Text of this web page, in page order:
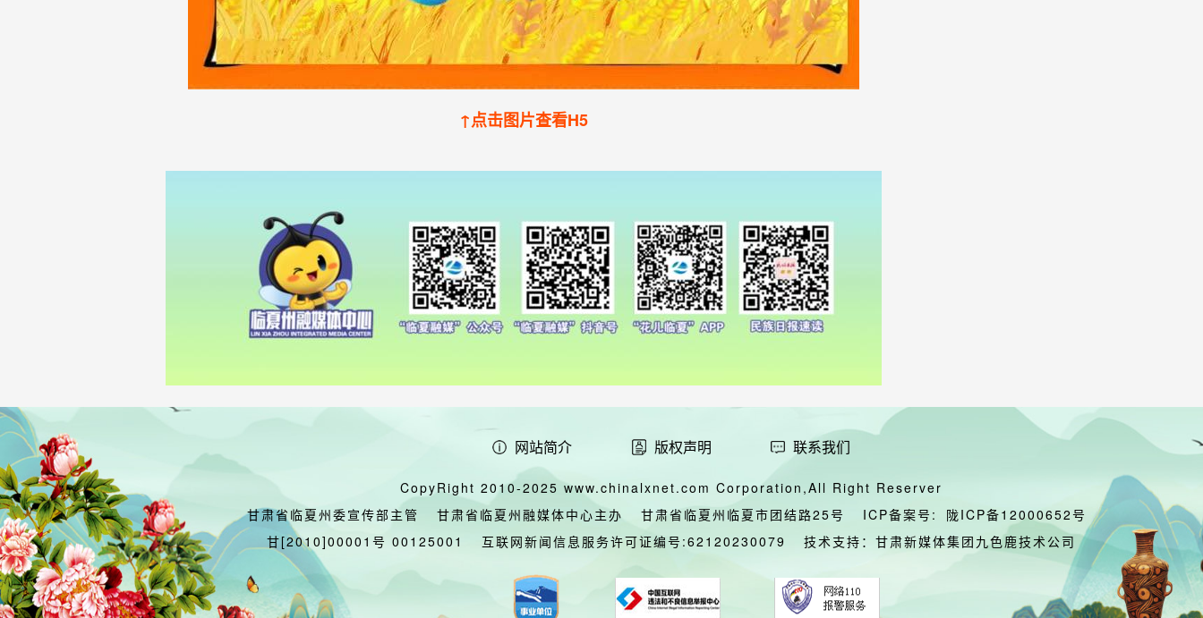
↑点击图片查看H5
网站简介 版权声明 联系我们
CopyRight 2010-2025 www.chinalxnet.com Corporation,All Right Reserver
甘肃省临夏州委宣传部主管
甘肃省临夏州融媒体中心主办 甘肃省临夏州临夏市团结路25号 ICP备案号:
陇ICP备12000652号
甘[2010]00001号 00125001
互联网新闻信息服务许可证编号:62120230079 技术支持：甘肃新媒体集团九色鹿技术公司